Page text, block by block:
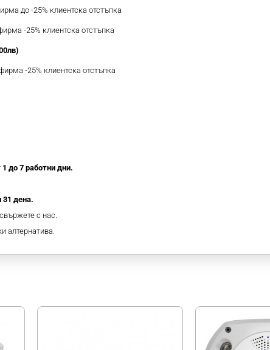
до -25% клиентска отстъпка
-25% клиентска отстъпка
-25% клиентска отстъпка
1 до 7 работни дни.
31 дена.
с нас.
алтернатива.